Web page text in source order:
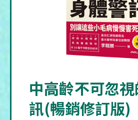
中高齡不可忽
訊(暢銷修訂版)